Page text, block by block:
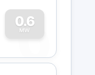
0.6
MW
0